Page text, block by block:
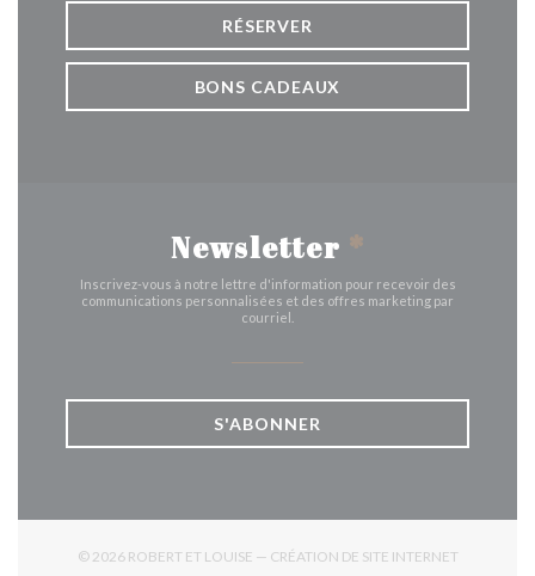
RÉSERVER
BONS CADEAUX
Newsletter *
Inscrivez-vous à notre lettre d'information pour recevoir des
communications personnalisées et des offres marketing par
courriel.
S'ABONNER
© 2026 ROBERT ET LOUISE — CRÉATION DE SITE INTERNET